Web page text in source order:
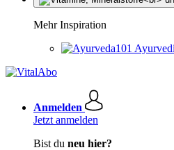
Mehr Inspiration
Anmelden
Jetzt anmelden
Bist du neu hier?